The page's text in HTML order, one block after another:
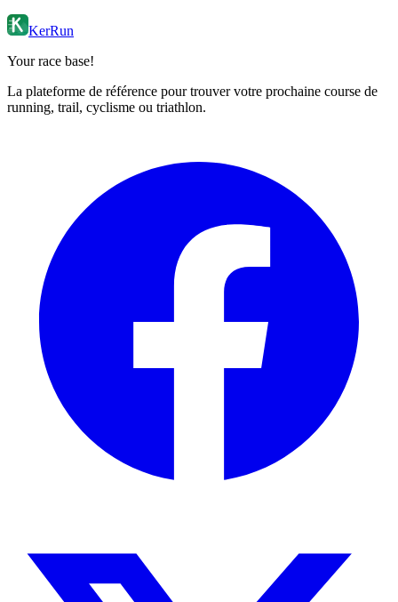
KerRun
Your race base!
La plateforme de référence pour trouver votre prochaine course de
running, trail, cyclisme ou triathlon.